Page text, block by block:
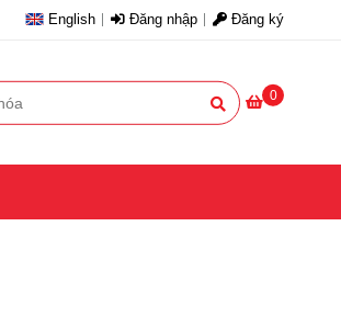
English Đăng nhập Đăng ký
0